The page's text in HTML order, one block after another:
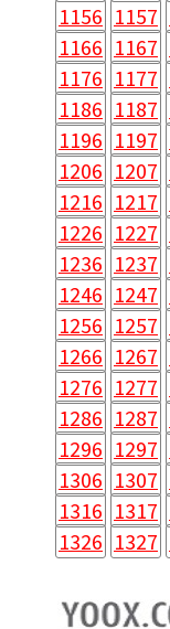
1156 1157
1166 1167
1176 1177
1186 1187
1196 1197
1206 1207
1216 1217
1226 1227
1236 1237
1246 1247
1256 1257
1266 1267
1276 1277
1286 1287
1296 1297
1306 1307
1316 1317
1326 1327